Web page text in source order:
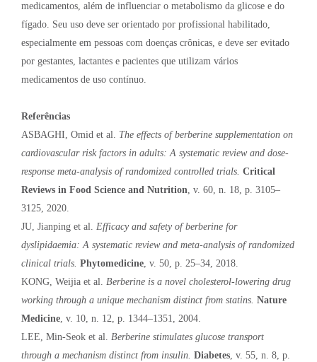
medicamentos, além de influenciar o metabolismo da glicose e do
fígado. Seu uso deve ser orientado por profissional habilitado,
especialmente em pessoas com doenças crônicas, e deve ser evitado
por gestantes, lactantes e pacientes que utilizam vários
medicamentos de uso contínuo.
Referências
ASBAGHI, Omid et al. The effects of berberine supplementation on
cardiovascular risk factors in adults: A systematic review and dose-
response meta-analysis of randomized controlled trials. Critical
Reviews in Food Science and Nutrition, v. 60, n. 18, p. 3105–
3125, 2020.
JU, Jianping et al. Efficacy and safety of berberine for
dyslipidaemia: A systematic review and meta-analysis of randomized
clinical trials. Phytomedicine, v. 50, p. 25–34, 2018.
KONG, Weijia et al. Berberine is a novel cholesterol-lowering drug
working through a unique mechanism distinct from statins. Nature
Medicine, v. 10, n. 12, p. 1344–1351, 2004.
LEE, Min-Seok et al. Berberine stimulates glucose transport
through a mechanism distinct from insulin. Diabetes, v. 55, n. 8, p.